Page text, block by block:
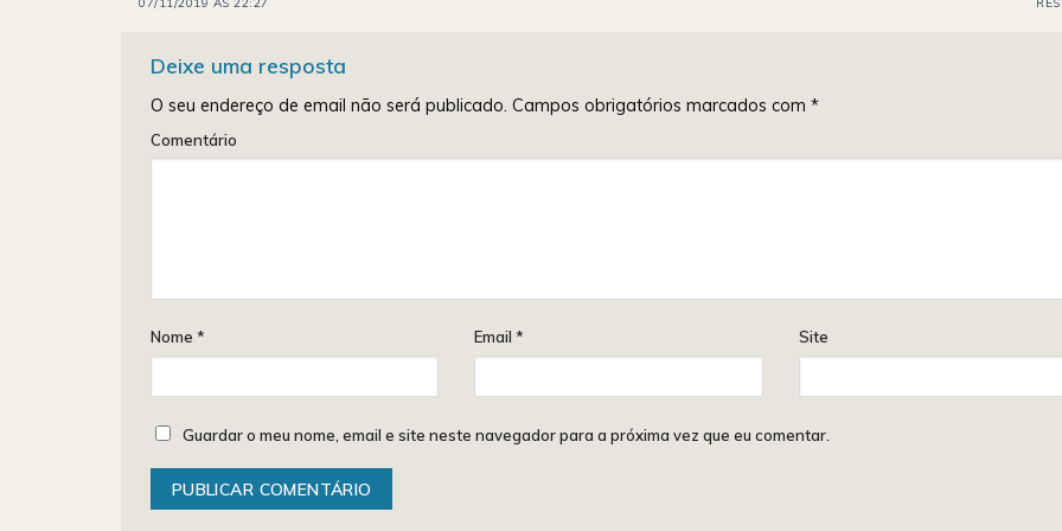
Deixe uma resposta
O seu endereço de email não será publicado. Campos obrigatórios marcados com *
Comentário
Nome * Email * Site
Guardar o meu nome, email e site neste navegador para a próxima vez que eu comentar.